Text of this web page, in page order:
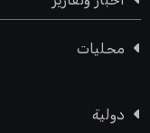
محليات
دولية